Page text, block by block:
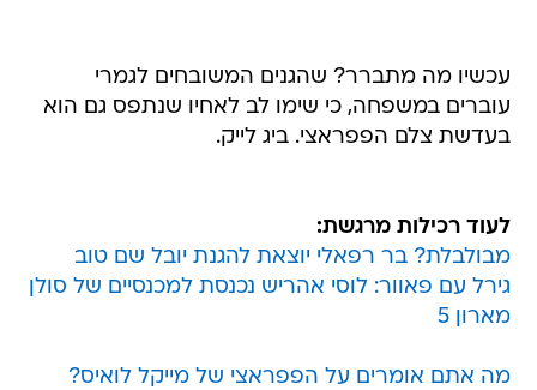
עכשיו מה מתברר? שהגנים המשובחים לגמרי
עוברים במשפחה, כי שימו לב לאחיו שנתפס גם הוא
בעדשת צלם הפפראצי. ביג לייק.
לעוד רכילות מרגשת:
מבולבלת? בר רפאלי יוצאת להגנת יובל שם טוב
גירל עם פאוור: לוסי אהריש נכנסת למכנסיים של סולן
מארון 5
מה אתם אומרים על הפפראצי של מייקל לואיס?